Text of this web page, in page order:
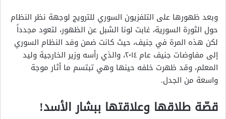
وبعد ظهورها على التلفزيون السوري للترويج لوجهة نظر النظام
حول الثورة السورية، غابت لونا الشبل عن الظهور، لتعود مجدداً
لكن هذه المرة في جنيف، حيث كانت ضمن وفد النظام السوري
إلى مفاوضات جنيف عام ٢٠١٤، والذي رأسه وزير الخارجية وليد
المعلم، وقد ظهرت خلفه حينها وهي تبتسم ما أثار موجة
واسعة من الجدل.
قصّة طلاقها وعلاقتها ببشار الأسد!